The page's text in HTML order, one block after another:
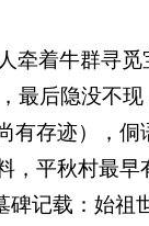
牵着牛群寻
最后隐没不
有存迹），
，平秋村最
记载：始祖